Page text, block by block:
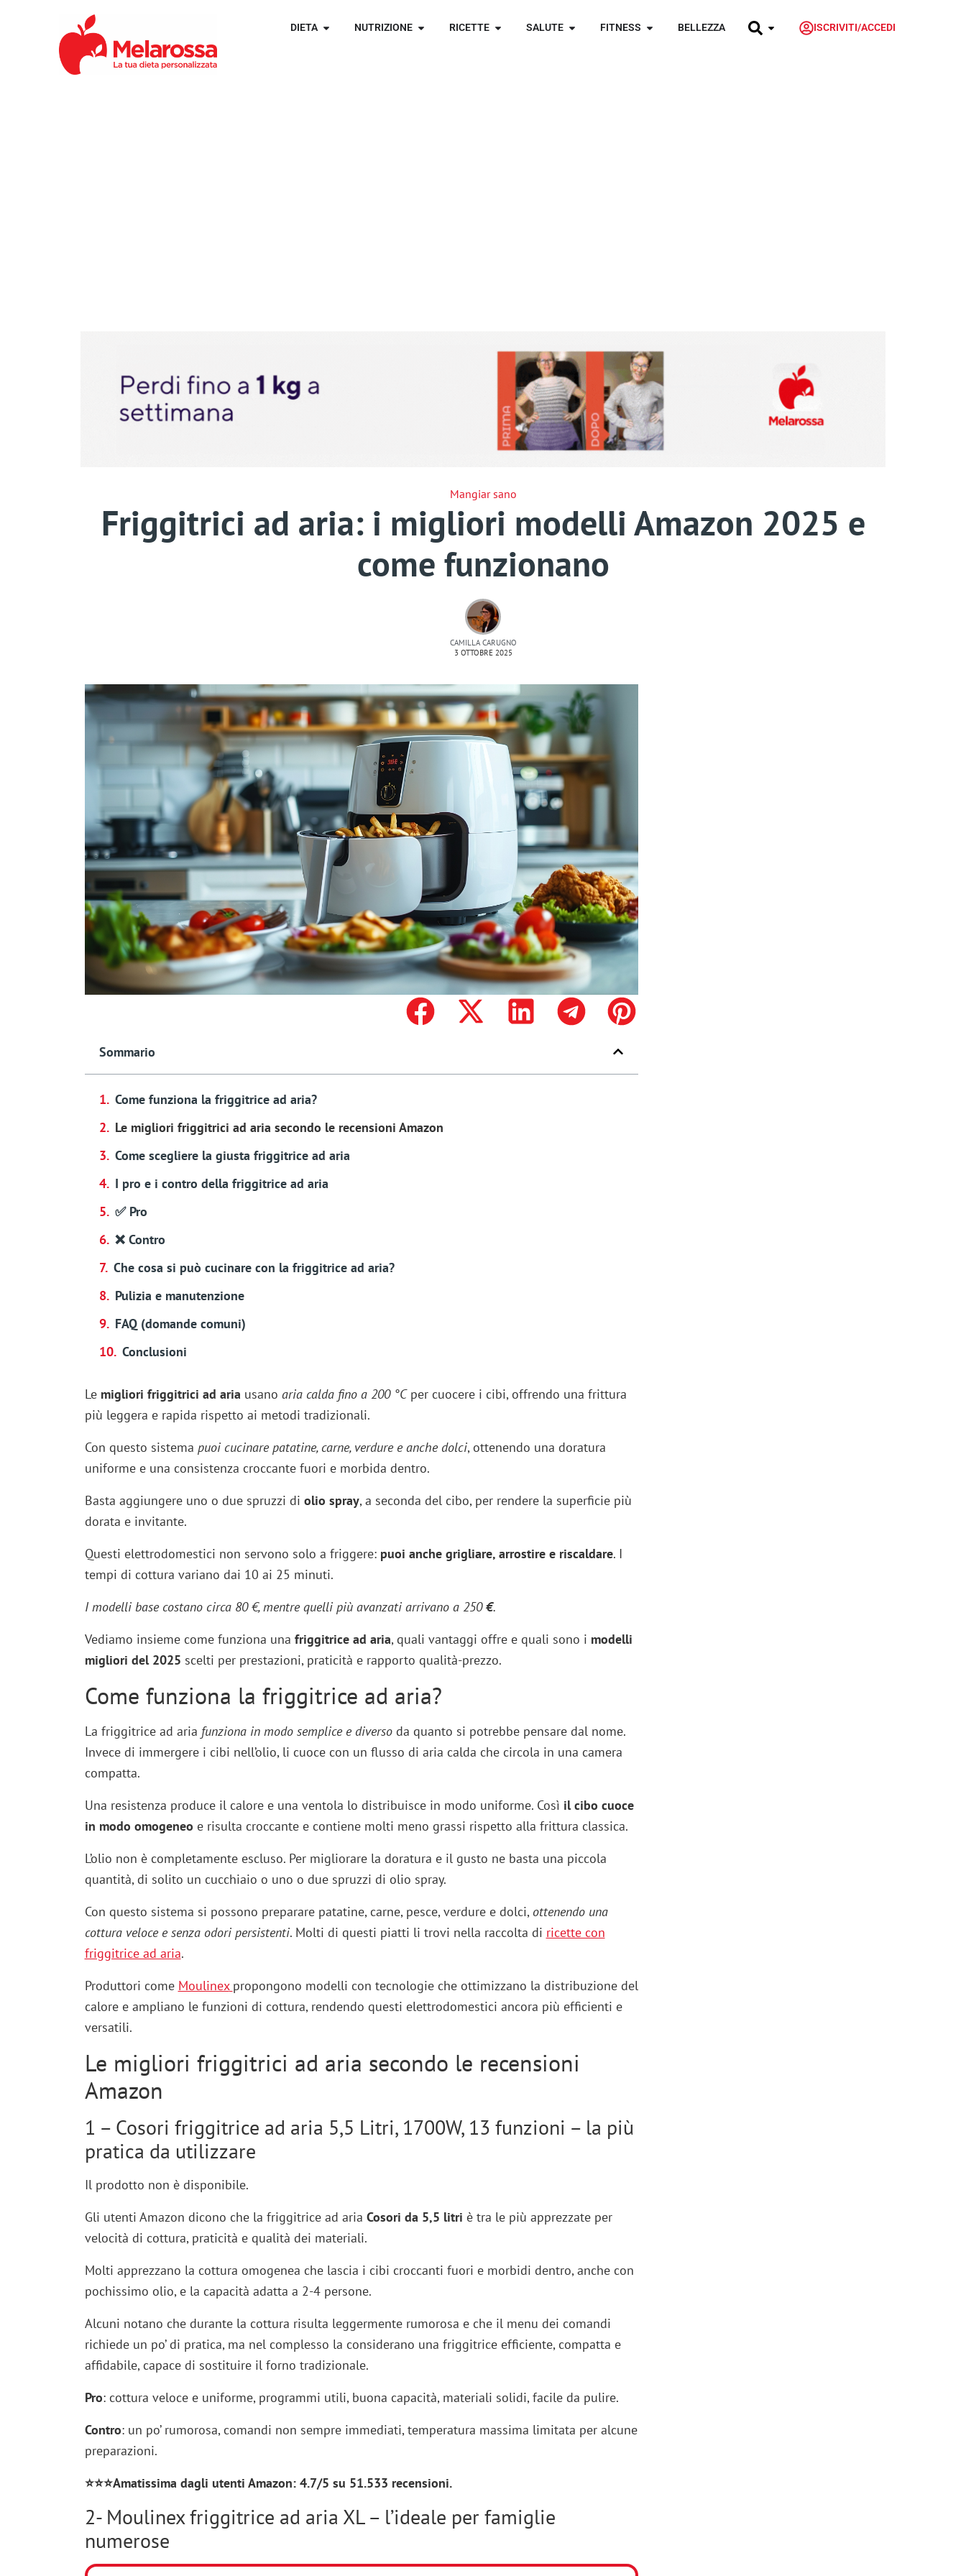
DIETA NUTRIZIONE RICETTE SALUTE FITNESS BELLEZZA ISCRIVITI/ACCEDI
Mangiar sano
Friggitrici ad aria: i migliori modelli Amazon 2025 e
come funzionano
CAMILLA CARUGNO
3 OTTOBRE 2025
Sommario
Come funziona la friggitrice ad aria?
Le migliori friggitrici ad aria secondo le recensioni Amazon
Come scegliere la giusta friggitrice ad aria
I pro e i contro della friggitrice ad aria
✅ Pro
❌ Contro
Che cosa si può cucinare con la friggitrice ad aria?
Pulizia e manutenzione
FAQ (domande comuni)
Conclusioni
Le migliori friggitrici ad aria usano aria calda fino a 200 °Cper cuocere i cibi, offrendo una frittura
più leggera e rapida rispetto ai metodi tradizionali.
Con questo sistema puoi cucinare patatine, carne, verdure e anche dolci, ottenendo una doratura
uniforme e una consistenza croccante fuori e morbida dentro.
Basta aggiungere uno o due spruzzi di olio spray, a seconda del cibo, per rendere la superficie più
dorata e invitante.
Questi elettrodomestici non servono solo a friggere: puoi anche grigliare, arrostire e riscaldare. I
tempi di cottura variano dai 10 ai 25 minuti.
I modelli base costano circa 80 €, mentre quelli più avanzati arrivano a 250€.
Vediamo insieme come funziona una friggitrice ad aria, quali vantaggi offre e quali sono i modelli
migliori del 2025 scelti per prestazioni, praticità e rapporto qualità-prezzo.
Come funziona la friggitrice ad aria?
La friggitrice ad aria funziona in modo semplice e diversoda quanto si potrebbe pensare dal nome.
Invece di immergere i cibi nell’olio, li cuoce con un flusso di aria calda che circola in una camera
compatta.
Una resistenza produce il calore e una ventola lo distribuisce in modo uniforme. Così il cibo cuoce
in modo omogeneo e risulta croccante e contiene molti meno grassi rispetto alla frittura classica.
L’olio non è completamente escluso. Per migliorare la doratura e il gusto ne basta una piccola
quantità, di solito un cucchiaio o uno o due spruzzi di olio spray.
Con questo sistema si possono preparare patatine, carne, pesce, verdure e dolci, ottenendo una
cottura veloce e senza odori persistenti. Molti di questi piatti li trovi nella raccolta di ricette con
friggitrice ad aria.
Produttori come Moulinex propongono modelli con tecnologie che ottimizzano la distribuzione del
calore e ampliano le funzioni di cottura, rendendo questi elettrodomestici ancora più efficienti e
versatili.
Le migliori friggitrici ad aria secondo le recensioni
Amazon
1 – Cosori friggitrice ad aria 5,5 Litri, 1700W, 13 funzioni – la più
pratica da utilizzare
Il prodotto non è disponibile.
Gli utenti Amazon dicono che la friggitrice ad aria Cosori da 5,5 litri è tra le più apprezzate per
velocità di cottura, praticità e qualità dei materiali.
Molti apprezzano la cottura omogenea che lascia i cibi croccanti fuori e morbidi dentro, anche con
pochissimo olio, e la capacità adatta a 2-4 persone.
Alcuni notano che durante la cottura risulta leggermente rumorosa e che il menu dei comandi
richiede un po’ di pratica, ma nel complesso la considerano una friggitrice efficiente, compatta e
affidabile, capace di sostituire il forno tradizionale.
Pro: cottura veloce e uniforme, programmi utili, buona capacità, materiali solidi, facile da pulire.
Contro: un po’ rumorosa, comandi non sempre immediati, temperatura massima limitata per alcune
preparazioni.
⭐⭐⭐Amatissima dagli utenti Amazon: 4.7/5 su 51.533 recensioni.
2- Moulinex friggitrice ad aria XL – l’ideale per famiglie
numerose